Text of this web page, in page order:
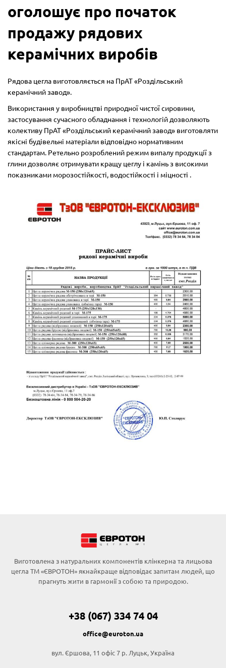
оголошує про початок
продажу рядових
керамічних виробів
Рядова цегла виготовляється на ПрАТ «Роздільський
керамічний завод».
Використання у виробництві природної чистої сировини,
застосування сучасного обладнання і технологій дозволяють
колективу ПрАТ «Роздільський керамічний завод» виготовляти
якісні будівельні матеріали відповідно нормативним
стандартам. Ретельно розроблений режим випалу продукції з
глини дозволяє отримувати кращу цеглу і камінь з високими
показниками морозостійкості, водостійкості і міцності .
Виготовлена з натуральних компонентів клінкерна та лицьова
цегла ТМ «ЄВРОТОН» якнайкраще відповідає запитам людей, що
прагнуть жити в гармонії з собою та природою.
+38 (067) 334 74 04
office@euroton.ua
вул. Єршова, 11 офіс 7 р. Луцьк, Україна